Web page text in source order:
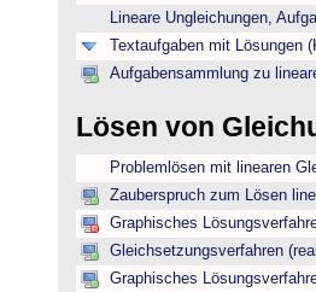
Lineare Ungleichungen,
Textaufgaben mit Lösungen
Aufgabensammlung zu
Lösen von
Problemlösen mit linearen
Zauberspruch zum Lösen
Graphisches
Gleichsetzungsverfahren
Graphisches